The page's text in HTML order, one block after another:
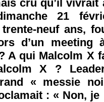
cru qu’il vivrait
21
neuf ans,
d’un meeting
A qui Malcolm X
X ?
« messie
: « Non, je